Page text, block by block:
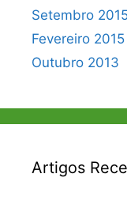
Setembro
Fevereiro 2015
Outubro 2013
Artigos